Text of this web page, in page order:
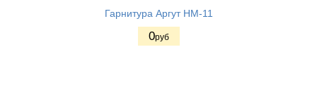
Гарнитура Аргут HM-11
0руб